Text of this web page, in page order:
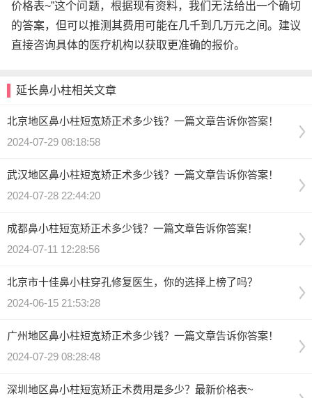
价格表~”这个问题，根据现有资料，我们无法给出一个确切
的答案，但可以推测其费用可能在几千到几万元之间。建议
直接咨询具体的医疗机构以获取更准确的报价。
延长鼻小柱相关文章
北京地区鼻小柱短宽矫正术多少钱？一篇文章告诉你答案！
2024-07-29 08:18:58
武汉地区鼻小柱短宽矫正术多少钱？一篇文章告诉你答案！
2024-07-28 22:44:20
成都鼻小柱短宽矫正术多少钱？一篇文章告诉你答案！
2024-07-11 12:28:56
北京市十佳鼻小柱穿孔修复医生，你的选择上榜了吗？
2024-06-15 21:53:28
广州地区鼻小柱短宽矫正术多少钱？一篇文章告诉你答案！
2024-07-29 08:28:48
深圳地区鼻小柱短宽矫正术费用是多少？最新价格表~